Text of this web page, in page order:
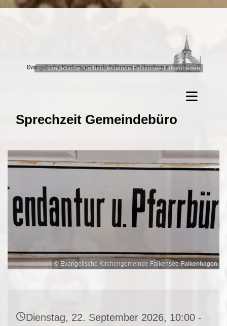
© Evangelische Kirchengemeinde Falkensee-Falkenhagen
Sprechzeit Gemeindebüro
© Evangelische Kirchengemeinde Falkensee-Falkenhagen
Dienstag, 22. September 2026, 10:00 -